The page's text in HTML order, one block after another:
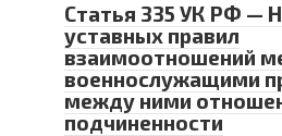
Статья 335 УК РФ —
уставных правил
взаимоотношений
военнослужащими
между ними
подчиненности